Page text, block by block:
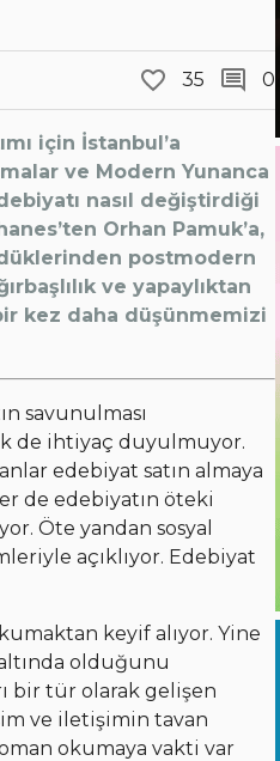
35 0
için İstanbul’a
ve Modern Yunanca
nasıl değiştirdiği
Orhan Pamuk’a,
postmodern
ve yapaylıktan
kez daha düşünmemizi
savunulması
de ihtiyaç duyulmuyor.
edebiyat satın almaya
de edebiyatın öteki
Öte yandan sosyal
açıklıyor. Edebiyat
keyif alıyor. Yine
olduğunu
bir tür olarak gelişen
ve iletişimin tavan
okumaya vakti var